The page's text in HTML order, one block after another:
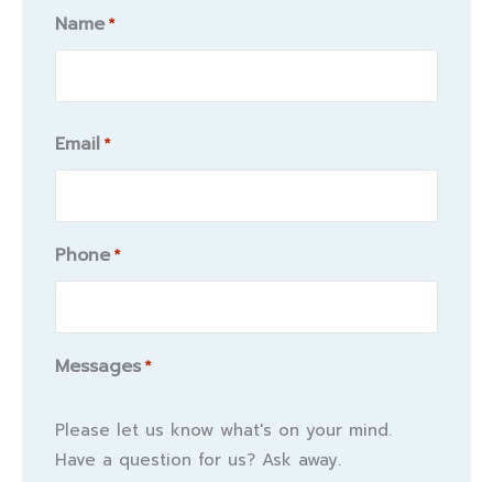
Name *
Name
Email *
Phone *
Messages *
Please let us know what's on your mind.
Have a question for us? Ask away.